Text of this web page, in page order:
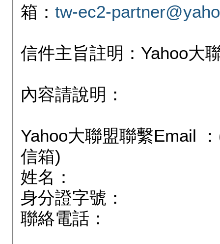
箱： tw-ec2-
信件主旨註明：Yahoo大
內容請說明：
Yahoo大聯盟聯繫Email
信箱)
姓名：
身分證字號：
聯絡電話：